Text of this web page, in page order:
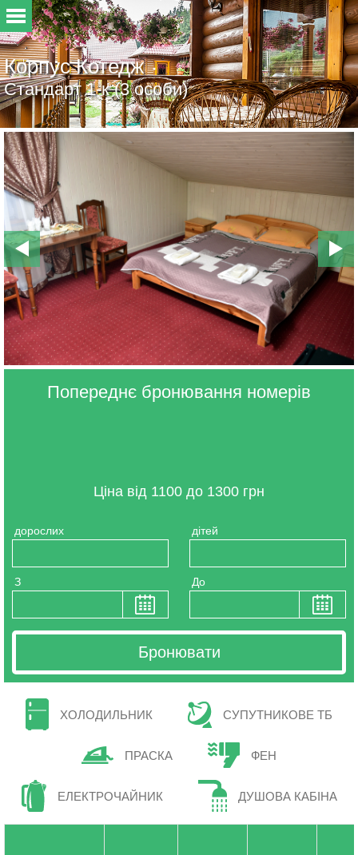
Корпус Котедж
Стандарт 1-к (3 особи)
Попереднє бронювання номерів
Ціна від 1100 до 1300 грн
дорослих дітей
З До
ХОЛОДИЛЬНИК СУПУТНИКОВЕ ТБ
ПРАСКА ФЕН
ЕЛЕКТРОЧАЙНИК ДУШОВА КАБІНА